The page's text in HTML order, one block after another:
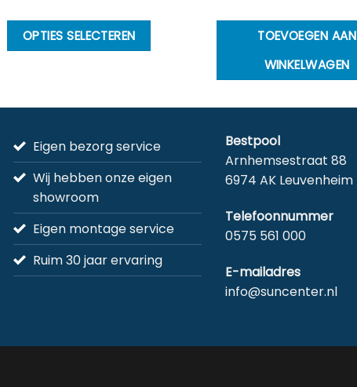
€3,342.00
OPTIES SELECTEREN
variaties.
kan
gekozen
op
de
productpagina
TOEVOEGEN AAN
WINKELWAGEN
Eigen bezorg service
Wij hebben onze eigen
showroom
Eigen montage service
Ruim 30 jaar ervaring
Bestpool
Arnhemsestraat 88
6974 AK Leuvenheim
Telefoonnummer
0575 561 000
E-mailadres
info@suncenter.nl